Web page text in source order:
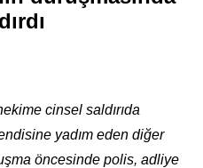
cinsel saldırıda
yadım eden diğer
öncesinde polis, adliye